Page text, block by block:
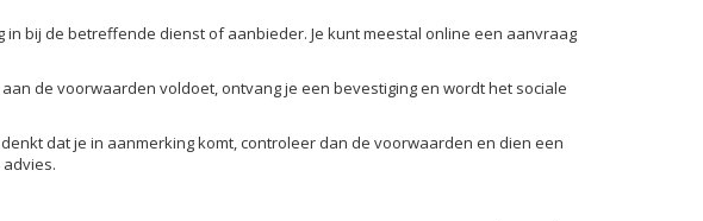
bij de betreffende dienst of aanbieder. Je kunt meestal online een aanvraag
de voorwaarden voldoet, ontvang je een bevestiging en wordt het sociale
dat je in aanmerking komt, controleer dan de voorwaarden en dien een